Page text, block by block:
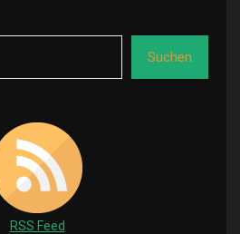
Suchen
RSS Feed